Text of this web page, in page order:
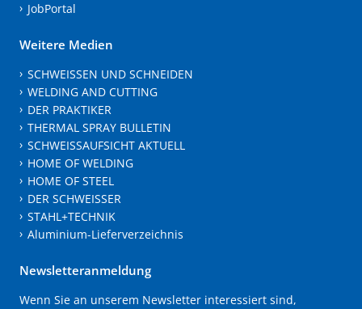
JobPortal
Weitere Medien
SCHWEISSEN UND SCHNEIDEN
WELDING AND CUTTING
DER PRAKTIKER
THERMAL SPRAY BULLETIN
SCHWEISSAUFSICHT AKTUELL
HOME OF WELDING
HOME OF STEEL
DER SCHWEISSER
STAHL+TECHNIK
Aluminium-Lieferverzeichnis
Newsletteranmeldung
Wenn Sie an unserem Newsletter interessiert sind,